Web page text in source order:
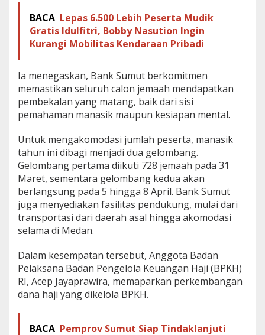
BACA Lepas 6.500 Lebih Peserta Mudik
Gratis Idulfitri, Bobby Nasution Ingin
Kurangi Mobilitas Kendaraan Pribadi
Ia menegaskan, Bank Sumut berkomitmen
memastikan seluruh calon jemaah mendapatkan
pembekalan yang matang, baik dari sisi
pemahaman manasik maupun kesiapan mental.
Untuk mengakomodasi jumlah peserta, manasik
tahun ini dibagi menjadi dua gelombang.
Gelombang pertama diikuti 728 jemaah pada 31
Maret, sementara gelombang kedua akan
berlangsung pada 5 hingga 8 April. Bank Sumut
juga menyediakan fasilitas pendukung, mulai dari
transportasi dari daerah asal hingga akomodasi
selama di Medan.
Dalam kesempatan tersebut, Anggota Badan
Pelaksana Badan Pengelola Keuangan Haji (BPKH)
RI, Acep Jayaprawira, memaparkan perkembangan
dana haji yang dikelola BPKH.
BACA Pemprov Sumut Siap Tindaklanjuti